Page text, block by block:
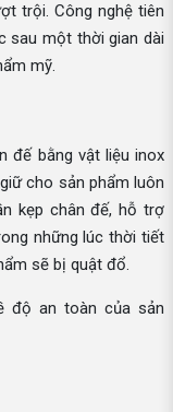
trội. Công nghệ tiên
sau một thời gian dài
mỹ.
đế bằng vật liệu inox
cho sản phẩm luôn
kẹp chân đế, hỗ trợ
những lúc thời tiết
sẽ bị quật đổ.
độ an toàn của sản